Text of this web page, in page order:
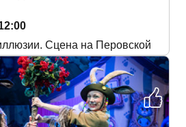
Сцена на Перовской